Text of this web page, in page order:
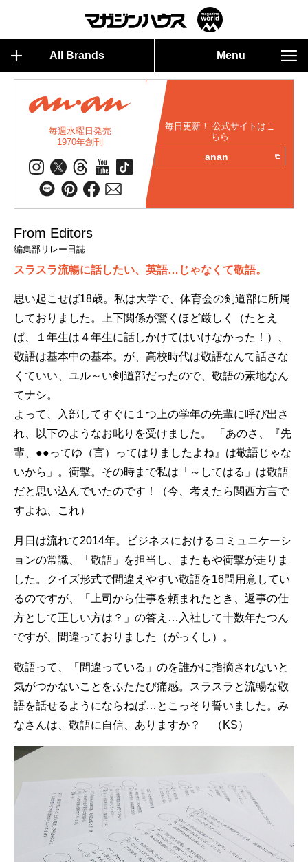
All Brands Menu
毎週水曜日発売
1970年創刊
毎日更新！ 公式サイトはこ
ちら
anan
From Editors
編集部リレー日誌
スラスラ流暢に話したい、英語…じゃなくて敬語。
思い起こせば18歳。私は大学で、体育会の剣道部に所属
しておりました。上下関係が驚くほど厳しく（たとえ
ば、１年生は４年生に話しかけてはいけなかった！）、
敬語は基本中の基本。が、高校時代は敬語なんて話さな
くていい、ユル～い剣道部だったので、敬語の素地なん
てナシ。
よって、入部してすぐに１つ上の学年の先輩に呼び出さ
れ、以下のようなお叱りを受けました。 「あのさ、『先
輩、●●ってゆ（言）ってはりましたよね』は敬語じゃな
いから」。衝撃。その時まで私は「～してはる」は敬語
だと思い込んでいたのです！（今、考えたら関西方言で
すよね、これ）
月日は流れて2014年。ビジネスにおけるコミュニケーシ
ョンの常識、「敬語」を担当し、またもや衝撃が走りま
した。クイズ形式で間違えやすい敬語を16問用意してい
るのですが、「上司から仕事を頼まれたとき、返事の仕
方として正しい方は？」の答え…入社して十数年たつん
ですが、間違っておりました（がっくし）。
敬語って、「間違っている」のを誰かに指摘されないと
気がつかないことをふたたび痛感。スラスラと流暢な敬
語を話せるようにならねば…とこっそり誓いました。み
なさんは、敬語に自信、ありますか？ （KS）